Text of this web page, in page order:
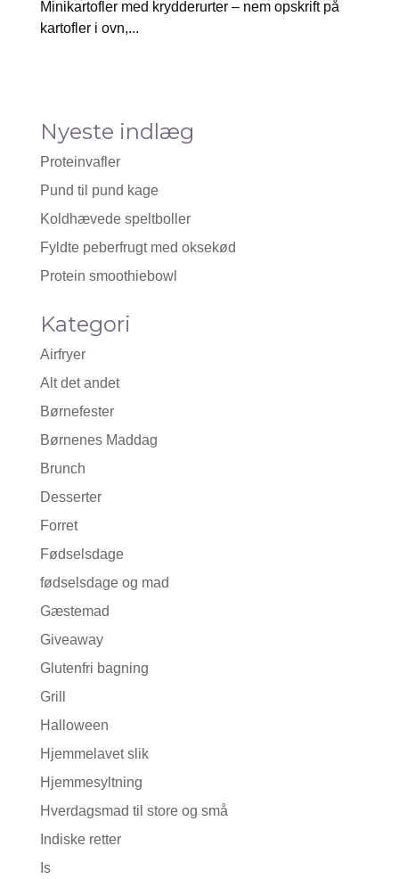
Minikartofler med krydderurter – nem opskrift på
kartofler i ovn,...
Nyeste indlæg
Proteinvafler
Pund til pund kage
Koldhævede speltboller
Fyldte peberfrugt med oksekød
Protein smoothiebowl
Kategori
Airfryer
Alt det andet
Børnefester
Børnenes Maddag
Brunch
Desserter
Forret
Fødselsdage
fødselsdage og mad
Gæstemad
Giveaway
Glutenfri bagning
Grill
Halloween
Hjemmelavet slik
Hjemmesyltning
Hverdagsmad til store og små
Indiske retter
Is